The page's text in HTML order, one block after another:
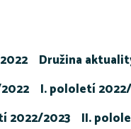
Družina
I. pololetí
2022/2023 II.